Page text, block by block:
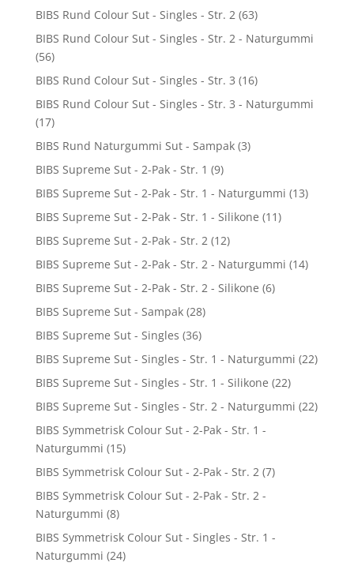
BIBS Rund Colour Sut - Singles - Str. 2 (63)
BIBS Rund Colour Sut - Singles - Str. 2 - Naturgummi
(56)
BIBS Rund Colour Sut - Singles - Str. 3 (16)
BIBS Rund Colour Sut - Singles - Str. 3 - Naturgummi
(17)
BIBS Rund Naturgummi Sut - Sampak (3)
BIBS Supreme Sut - 2-Pak - Str. 1 (9)
BIBS Supreme Sut - 2-Pak - Str. 1 - Naturgummi (13)
BIBS Supreme Sut - 2-Pak - Str. 1 - Silikone (11)
BIBS Supreme Sut - 2-Pak - Str. 2 (12)
BIBS Supreme Sut - 2-Pak - Str. 2 - Naturgummi (14)
BIBS Supreme Sut - 2-Pak - Str. 2 - Silikone (6)
BIBS Supreme Sut - Sampak (28)
BIBS Supreme Sut - Singles (36)
BIBS Supreme Sut - Singles - Str. 1 - Naturgummi (22)
BIBS Supreme Sut - Singles - Str. 1 - Silikone (22)
BIBS Supreme Sut - Singles - Str. 2 - Naturgummi (22)
BIBS Symmetrisk Colour Sut - 2-Pak - Str. 1 -
Naturgummi (15)
BIBS Symmetrisk Colour Sut - 2-Pak - Str. 2 (7)
BIBS Symmetrisk Colour Sut - 2-Pak - Str. 2 -
Naturgummi (8)
BIBS Symmetrisk Colour Sut - Singles - Str. 1 -
Naturgummi (24)